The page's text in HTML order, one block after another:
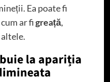
Ea poate fi
ar figreață,
la apariția